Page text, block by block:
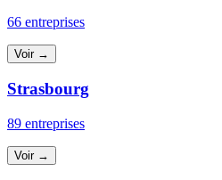
66 entreprises
Voir →
Strasbourg
89 entreprises
Voir →